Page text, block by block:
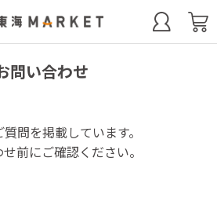
問い合わせ
問を掲載しています。
前にご確認ください。